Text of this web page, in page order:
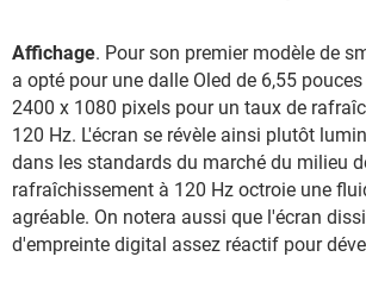
Affichage. Pour son premier modèle de
a opté pour une dalle Oled de 6,55
2400 x 1080 pixels pour un taux de
120 Hz. L'écran se révèle ainsi plutôt
dans les standards du marché du milieu
rafraîchissement à 120 Hz octroie une
agréable. On notera aussi que l'écran
d'empreinte digital assez réactif pour